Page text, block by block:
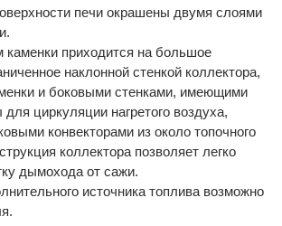
печи окрашены двумя слоями
приходится на большое
наклонной стенкой коллектора,
и боковыми стенками, имеющими
циркуляции нагретого воздуха,
конвекторами из около топочного
коллектора позволяет легко
дымохода от сажи.
источника топлива возможно